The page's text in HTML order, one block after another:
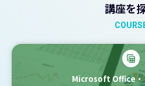
講座を
Microsoft Office・